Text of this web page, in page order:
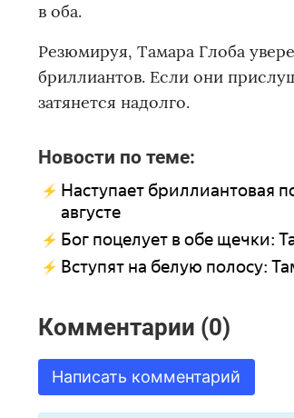
в оба.
Резюмируя, Тамара Глоба
бриллиантов. Если они
затянется надолго.
Новости по теме:
Наступает бриллиантовая
августе
Бог поцелует в обе щечки:
Вступят на белую полосу:
Комментарии (0)
Написать комментарий